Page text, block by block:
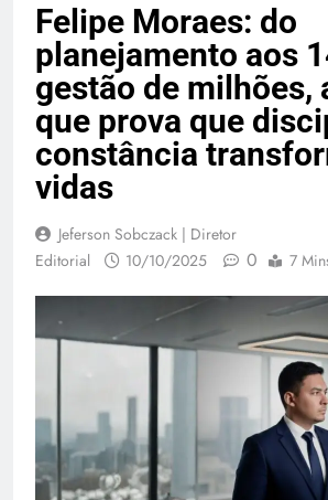
Felipe Moraes: do
planejamento aos
gestão de milhões,
que prova que
constância
vidas
Jeferson Sobczack | Diretor
Editorial
10/10/2025 0 7